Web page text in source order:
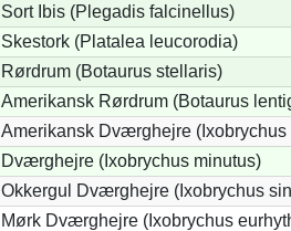
Sort Ibis (Plegadis falcinellus)
Skestork (Platalea leucorodia)
Rørdrum (Botaurus stellaris)
Amerikansk Rørdrum (Botaurus
Amerikansk Dværghejre (Ixobrychus
Dværghejre (Ixobrychus minutus)
Okkergul Dværghejre (Ixobrychus
Mørk Dværghejre (Ixobrychus